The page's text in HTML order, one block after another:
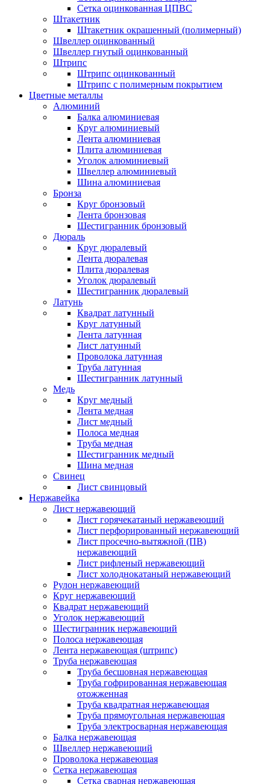
Сетка оцинкованная ЦПВС
Штакетник
Штакетник окрашенный (полимерный)
Швеллер оцинкованный
Швеллер гнутый оцинкованный
Штрипс
Штрипс оцинкованный
Штрипс с полимерным покрытием
Цветные металлы
Алюминий
Балка алюминиевая
Круг алюминиевый
Лента алюминиевая
Плита алюминиевая
Уголок алюминиевый
Швеллер алюминиевый
Шина алюминиевая
Бронза
Круг бронзовый
Лента бронзовая
Шестигранник бронзовый
Дюраль
Круг дюралевый
Лента дюралевая
Плита дюралевая
Уголок дюралевый
Шестигранник дюралевый
Латунь
Квадрат латунный
Круг латунный
Лента латунная
Лист латунный
Проволока латунная
Труба латунная
Шестигранник латунный
Медь
Круг медный
Лента медная
Лист медный
Полоса медная
Труба медная
Шестигранник медный
Шина медная
Свинец
Лист свинцовый
Нержавейка
Лист нержавеющий
Лист горячекатаный нержавеющий
Лист перфорированный нержавеющий
Лист просечно-вытяжной (ПВ)
нержавеющий
Лист рифленый нержавеющий
Лист холоднокатаный нержавеющий
Рулон нержавеющий
Круг нержавеющий
Квадрат нержавеющий
Уголок нержавеющий
Шестигранник нержавеющий
Полоса нержавеющая
Лента нержавеющая (штрипс)
Труба нержавеющая
Труба бесшовная нержавеющая
Труба гофрированная нержавеющая
отожженная
Труба квадратная нержавеющая
Труба прямоугольная нержавеющая
Труба электросварная нержавеющая
Балка нержавеющая
Швеллер нержавеющий
Проволока нержавеющая
Сетка нержавеющая
Сетка сварная нержавеющая